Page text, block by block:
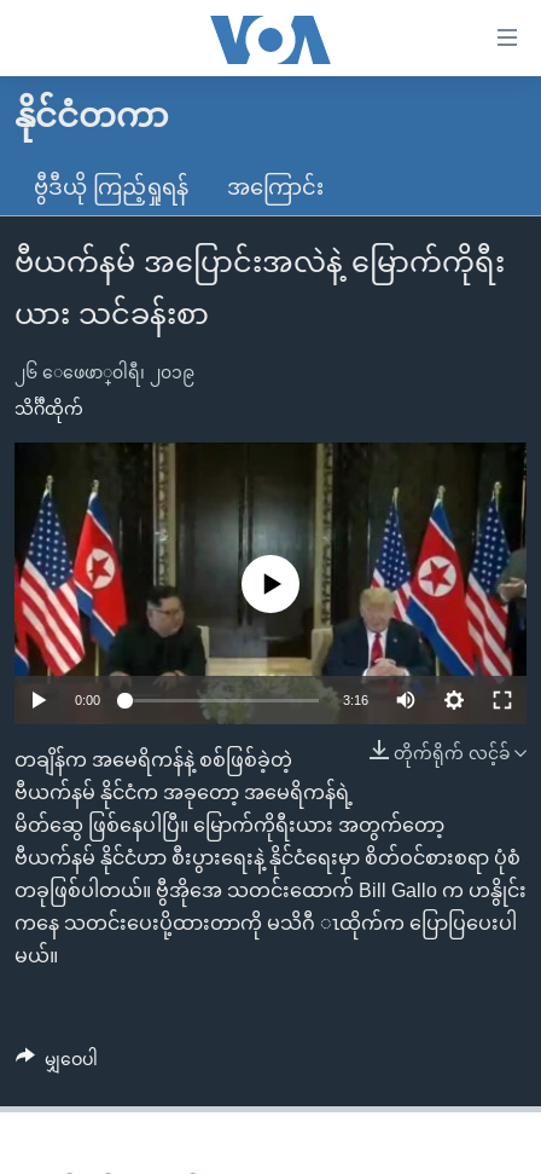
လွယ်ကူ
စေ
သည့်
Link
များ
ပင်မ
သို့
ကျော်
ပင်မ
ညွန်း
စာမျက်နှာ
သို့
ကျော်
ကြည့်
ရှာဖွေ
ရန်
နေရာ
ကျော်
မူလစာမျက်နှာ
မြန်မာ
ကမ္ဘာ့သတင်းများ
နိုင်ငံတကာ
အမေရိကန်
အစ္စရေး-ပါလက်စတိုင်း
ဗွီဒီယို
သတင်းလွတ်လပ်ခွင့်
ရပ်ဝန်းတခု လမ်းတခု အလွန်
အင်္ဂလိပ်စာလေ့လာမယ်
မကြေးမုံရဲ့ အင်္ဂလိပ်စာ
ရုပ်ရှင်ထဲက အင်္ဂလိပ်စာ
သုတပဒေသာ အင်္ဂလိပ်စာ
ရေဒီယို
တီဗွီ
ရေဒီယိုနှင့်ရုပ်သံ အချက်အလက်များ
ရေဒီယို/တီဗွီအစီအစဉ်
Learning English
ဗွီအိုအေ လူမှုကွန်ယက်များ
ဘာသာစကားများ
နိုင်ငံတကာ
ဗွီဒီယို ကြည့်ရှုရန် အကြောင်း
ဗီယက်နမ် အပြောင်းအလဲနဲ့ မြောက်ကိုရီး
ယား သင်ခန်းစာ
၂၆ ေဖေဖာ္၀ါရီ၊ ၂၀၁၉
သိင်္ဂီထိုက်
No media source currently available
0:00 3:16
တိုက်ရိုက် လင့်ခ်
တချိန်က အမေရိကန်နဲ့ စစ်ဖြစ်ခဲ့တဲ့
ဗီယက်နမ် နိုင်ငံက အခုတော့ အမေရိကန်ရဲ့
မိတ်ဆွေ ဖြစ်နေပါပြီ။ မြောက်ကိုရီးယား အတွက်တော့
ဗီယက်နမ် နိုင်ငံဟာ စီးပွားရေးနဲ့ နိုင်ငံရေးမှာ စိတ်ဝင်စားစရာ ပုံစံ
တခုဖြစ်ပါတယ်။ ဗွီအိုအေ သတင်းထောက် Bill Gallo က ဟနွိုင်း
ကနေ သတင်းပေးပို့ထားတာကို မသိဂီ ၤထိုက်က ပြောပြပေးပါ
မယ်။
မျှဝေပါ